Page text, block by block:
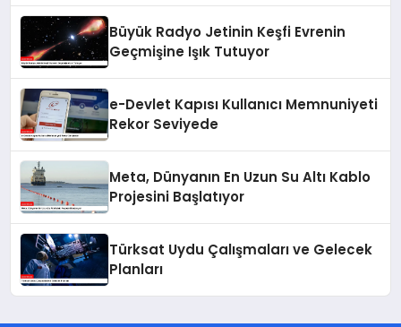
Büyük Radyo Jetinin Keşfi Evrenin
Geçmişine Işık Tutuyor
e-Devlet Kapısı Kullanıcı Memnuniyeti
Rekor Seviyede
Meta, Dünyanın En Uzun Su Altı Kablo
Projesini Başlatıyor
Türksat Uydu Çalışmaları ve Gelecek
Planları